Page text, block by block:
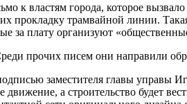
к властям города, которое
прокладку трамвайной линии.
за плату организуют
прочих писем они направили
заместителя главы
движение, а строительство будет